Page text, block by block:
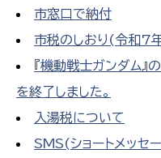
市窓口で納付
市税のしおり(令和7
『機動戦士ガンダム』
を終了しました。
入湯税について
SMS(ショートメッセ